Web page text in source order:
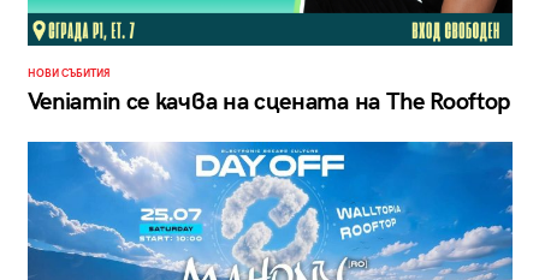
НОВИ СЪБИТИЯ
Veniamin се качва на сцената на The Rooftop